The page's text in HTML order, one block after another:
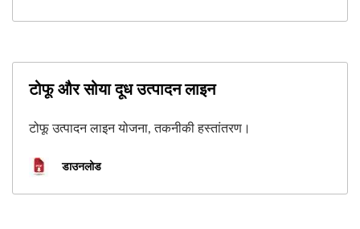
टोफू और सोया दूध उत्पादन लाइन
टोफू उत्पादन लाइन योजना, तकनीकी हस्तांतरण।
डाउनलोड